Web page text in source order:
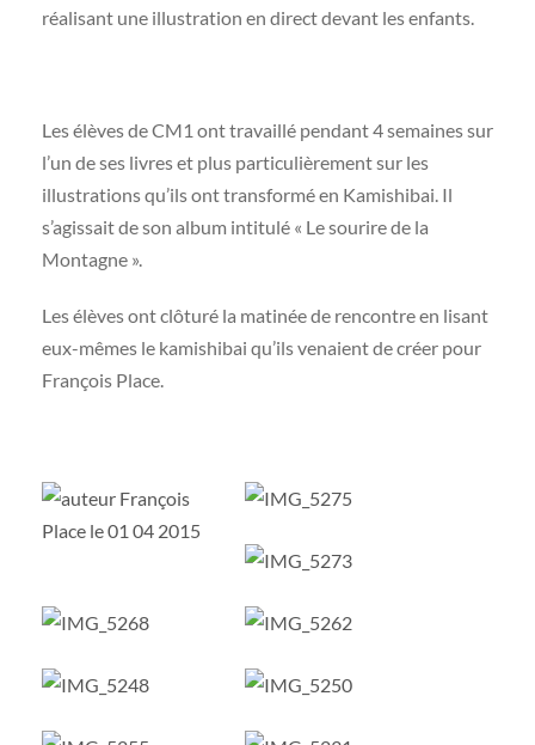
réalisant une illustration en direct devant les enfants.
Les élèves de CM1 ont travaillé pendant 4 semaines sur
l’un de ses livres et plus particulièrement sur les
illustrations qu’ils ont transformé en Kamishibai. Il
s’agissait de son album intitulé « Le sourire de la
Montagne ».
Les élèves ont clôturé la matinée de rencontre en lisant
eux-mêmes le kamishibai qu’ils venaient de créer pour
François Place.